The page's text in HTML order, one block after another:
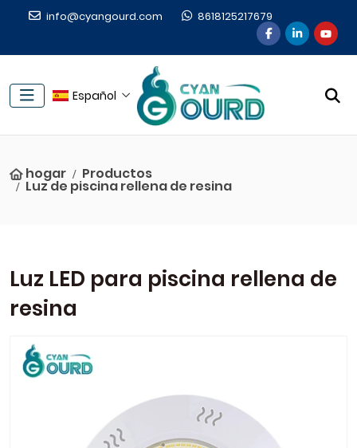
info@cyangourd.com 8618125217679
Español
hogar Productos
Luz de piscina rellena de resina
Luz LED para piscina rellena de
resina